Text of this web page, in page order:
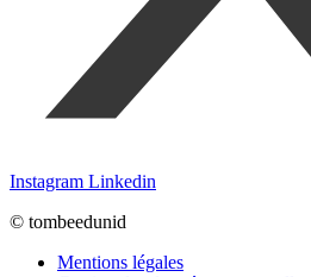
Instagram Linkedin
© tombeedunid
Mentions légales